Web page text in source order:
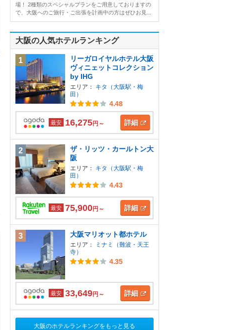
場！ 2種類のスペシャルプランをご用意しておりますの
で、大阪へのご旅行・ご出張を計画中の方はぜひお見...
大阪の人気ホテルランキング
1
リーガロイヤルホテル大阪
ヴィニェットコレクション
by IHG
エリア： キタ（大阪駅・梅
田）
4.48
最安 16,275円～ 詳細
2
ザ・リッツ・カールトン大
阪
エリア： キタ（大阪駅・梅
田）
4.43
最安 75,900円～ 詳細
3 大阪マリオット都ホテル
エリア：
ミナミ（難波・天王
寺）
4.35
最安 33,649円～ 詳細
大阪のホテルランキングをもっと見る